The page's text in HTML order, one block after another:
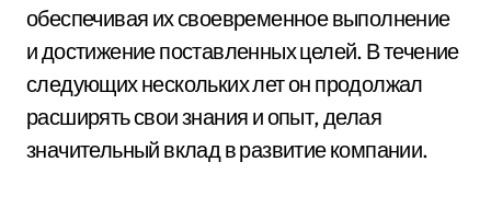
обеспечивая их своевременное выполнение
и достижение поставленных целей. В течение
следующих нескольких лет он продолжал
расширять свои знания и опыт, делая
значительный вклад в развитие компании.